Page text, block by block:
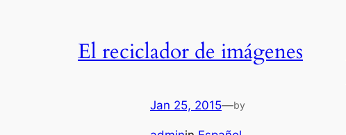
El reciclador de imágenes
Jan 25, 2015—by